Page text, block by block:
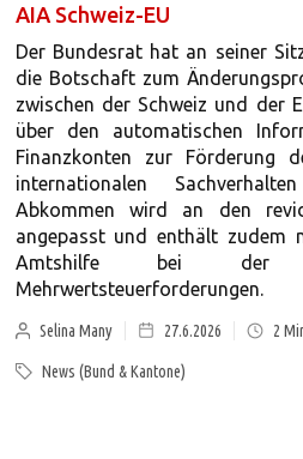
AIA Schweiz-EU
Der Bundesrat hat an seiner
die Botschaft zum
zwischen der Schweiz und der
über den automatischen
Finanzkonten zur Förderung
internationalen
Abkommen wird an den
angepasst und enthält zudem
Amtshilfe bei der
Mehrwertsteuerforderungen.
Selina Many 27.6.2026 2
News (Bund & Kantone)